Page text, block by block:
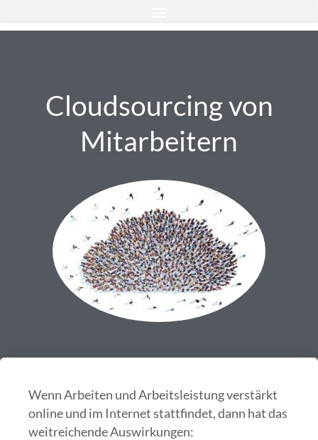
Cloudsourcing von
Mitarbeitern
Wenn Arbeiten und Arbeitsleistung verstärkt
online und im Internet stattfindet, dann hat das
weitreichende Auswirkungen: